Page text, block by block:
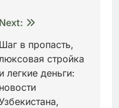
Next:
Шаг в пропасть,
стройка
и легкие деньги:
новости